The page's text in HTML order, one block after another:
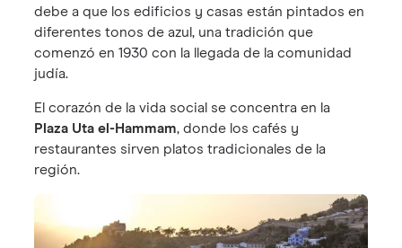
debe a que los edificios y casas están pintados en
diferentes tonos de azul, una tradición que
comenzó en 1930 con la llegada de la comunidad
judía.
El corazón de la vida social se concentra en la
Plaza Uta el-Hammam, donde los cafés y
restaurantes sirven platos tradicionales de la
región.